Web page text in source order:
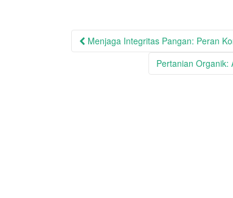
Post
Menjaga Integritas Pangan: Peran
Pertanian Organik: